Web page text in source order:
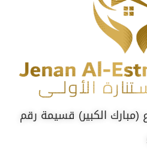
شرق قطع ٦ شارع (مبارك الكبير) قسيمة رقم